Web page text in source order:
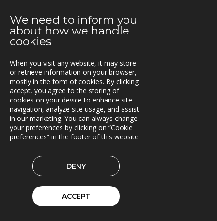
2021-01-11
Triona expanderar i Göteborg
2021-01-07
FleetControl - Transdevs IoT-plattform
2020-12-18
Entreprenör väljer TRACS Flow
2020-12-17
God Jul och Gott Nytt År
2020-11-23
Beräkningstjänst för skördardata i pilotdrift
2020-11-09
ITxPT projekt i Göteborg
We need to inform you
about how we handle
cookies
When you visit any website, it may store
or retrieve information on your browser,
mostly in the form of cookies. By clicking
accept, you agree to the storing of
cookies on your device to enhance site
navigation, analyze site usage, and assist
in our marketing. You can always change
your preferences by clicking on “Cookie
preferences” in the footer of this website.
DENY
ACCEPT